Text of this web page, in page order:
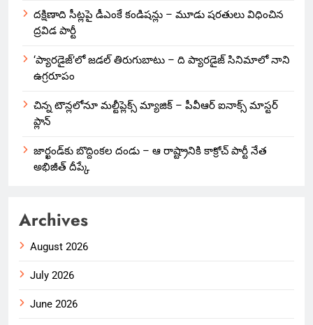
దక్షిణాది సీట్లపై డీఎంకే కండిషన్లు – మూడు షరతులు విధించిన
ద్రవిడ పార్టీ
‘ప్యారడైజ్’లో జడల్ తిరుగుబాటు – ది ప్యారడైజ్ సినిమాలో నాని
ఉగ్రరూపం
చిన్న టౌన్లలోనూ మల్టీప్లెక్స్‌ మ్యాజిక్ – పీవీఆర్ ఐనాక్స్ మాస్టర్
ప్లాన్
జార్ఖండ్‌కు బొద్దింకల దండు – ఆ రాష్ట్రానికి కాక్రోచ్ పార్టీ నేత
అభిజీత్ దీప్కే
Archives
August 2026
July 2026
June 2026